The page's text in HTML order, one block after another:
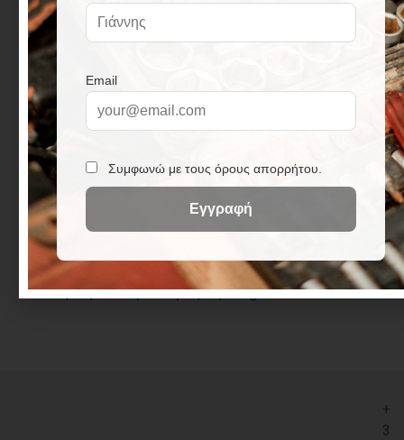
συνθήκες. 3. Εύκολη εφαρμογή χάρη στην
αυτοκόλλητη πλάτη. 4. Κατάλληλες για χρήση σε
κεραμίδια και στέγες.
Εναλλακτική περιγραφή:
με επίστρωση αλουμινίου και αυτοκόλλητη πλάτη
προσφέρουν αξιόπιστη προστασία από την
υγρασία και τις καιρικές συνθήκες. Είναι ιδανικές
για χρήση σε κεραμίδια, στέγες, ταράτσες, και
πολλές άλλες εφαρμογές όπου απαιτείται
αποτελεσματική προστασία και στεγανοποίηση.
Με αυτές τις ταινίες, μπορείτε να προστατεύσετε
αποτελεσματικά τα κεραμίδια και τις στέγες σας
από τις διαρροές και τις δυσμενείς καιρικές
συνθήκες. Καθαρό Βάρος: 0,200gr
+
3